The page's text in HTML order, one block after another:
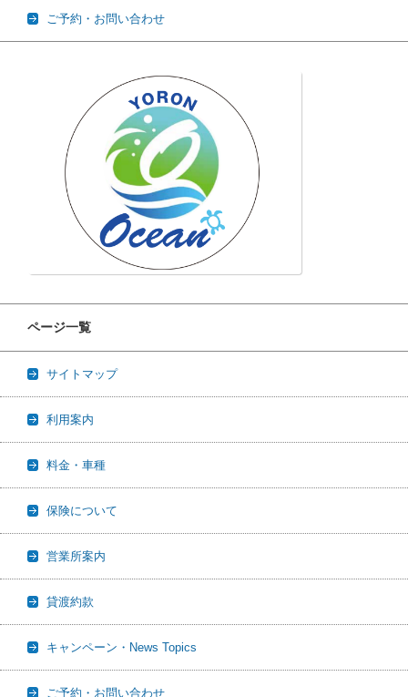
ご予約・お問い合わせ
ページ一覧
サイトマップ
利用案内
料金・車種
保険について
営業所案内
貸渡約款
キャンペーン・News Topics
ご予約・お問い合わせ